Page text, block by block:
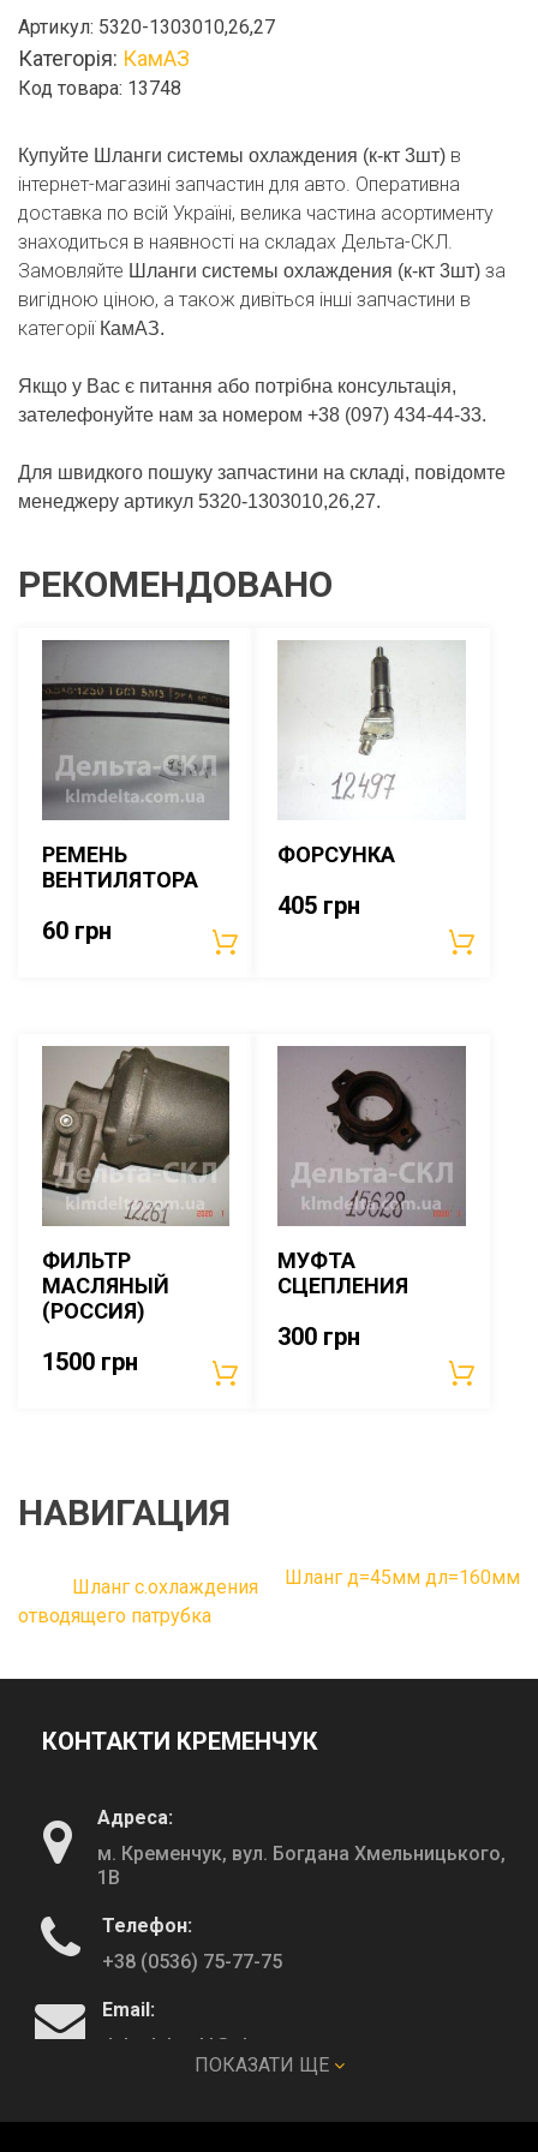
(к-
кт
3шт)
Артикул: 5320-1303010,26,27
Категорія: КамАЗ
Код товара: 13748
Купуйте Шланги системы охлаждения (к-кт 3шт) в
інтернет-магазині запчастин для авто. Оперативна
доставка по всій Україні, велика частина асортименту
знаходиться в наявності на складах Дельта-СКЛ.
Замовляйте Шланги системы охлаждения (к-кт 3шт) за
вигідною ціною, а також дивіться інші запчастини в
категоріїКамАЗ.
Якщо у Вас є питання або потрібна консультація,
зателефонуйте нам за номером +38 (097) 434-44-33.
Для швидкого пошуку запчастини на складі, повідомте
менеджеру артикул 5320-1303010,26,27.
РЕКОМЕНДОВАНО
РЕМЕНЬ
ВЕНТИЛЯТОРА
60 грн
ФОРСУНКА
405 грн
ФИЛЬТР
МАСЛЯНЫЙ
(РОССИЯ)
1500 грн
МУФТА
СЦЕПЛЕНИЯ
300 грн
НАВИГАЦИЯ
Шланг с.охлаждения
отводящего патрубка
Шланг д=45мм дл=160мм
КОНТАКТИ КРЕМЕНЧУК
Адреса:
м. Кременчук, вул. Богдана Хмельницького,
1В
Телефон:
+38 (0536) 75-77-75
Email:
deltadeltaskl@ukr.net
КОНТАКТИ ПОЛТАВА
ПОКАЗАТИ ЩЕ